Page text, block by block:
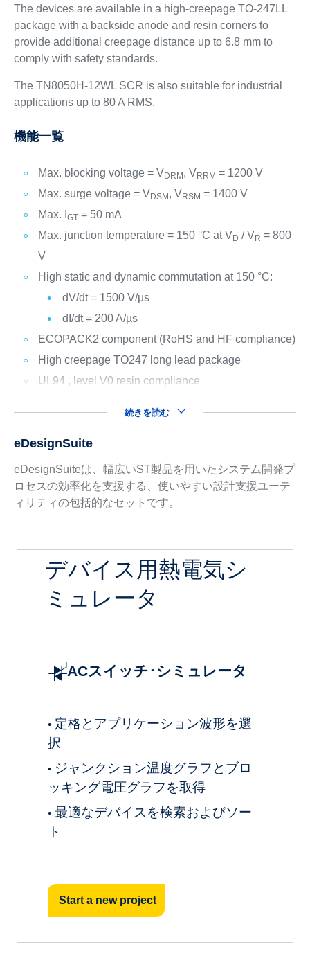
The devices are available in a high-creepage TO-247LL
package with a backside anode and resin corners to
provide additional creepage distance up to 6.8 mm to
comply with safety standards.
The TN8050H-12WL SCR is also suitable for industrial
applications up to 80 A RMS.
機能一覧
Max. blocking voltage = VDRM , VRRM = 1200 V
Max. surge voltage = VDSM , VRSM = 1400 V
Max. I
GT= 50 mA
Max. junction temperature = 150 °C at VD / VR = 800
V
High static and dynamic commutation at 150 °C:
dV/dt = 1500 V/µs
dI/dt = 200 A/µs
ECOPACK2 component (RoHS and HF compliance)
High creepage TO247 long lead package
UL94 , level V0 resin compliance
続きを読む
eDesignSuite
eDesignSuiteは、幅広いST製品を用いたシステム開発プ
ロセスの効率化を支援する、使いやすい設計支援ユーテ
ィリティの包括的なセットです。
デバイス用熱電気シ
ミュレータ
ACスイッチ･シミュレータ
• 定格とアプリケーション波形を選
択
• ジャンクション温度グラフとブロ
ッキング電圧グラフを取得
• 最適なデバイスを検索およびソー
ト
Start a new project